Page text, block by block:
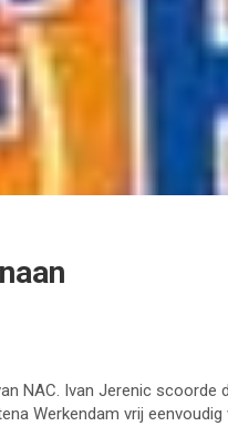
NAC. Ivan Jerenic
Werkendam vrij